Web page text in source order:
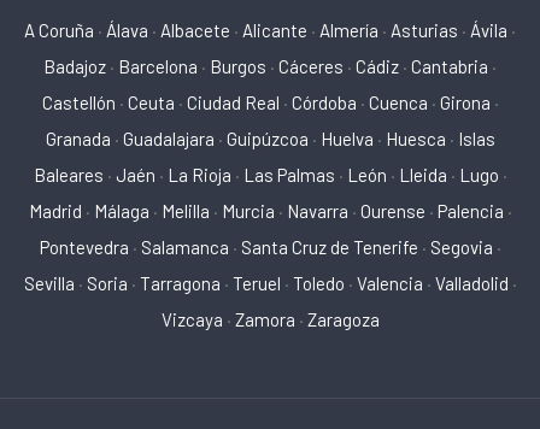
A Coruña · Álava · Albacete · Alicante · Almería · Asturias · Ávila ·
Badajoz · Barcelona · Burgos · Cáceres · Cádiz · Cantabria ·
Castellón · Ceuta · Ciudad Real · Córdoba · Cuenca · Girona ·
Granada · Guadalajara · Guipúzcoa · Huelva · Huesca · Islas
Baleares · Jaén · La Rioja · Las Palmas · León · Lleida · Lugo ·
Madrid · Málaga · Melilla · Murcia · Navarra · Ourense · Palencia ·
Pontevedra · Salamanca · Santa Cruz de Tenerife · Segovia ·
Sevilla · Soria · Tarragona · Teruel · Toledo · Valencia · Valladolid ·
Vizcaya · Zamora · Zaragoza